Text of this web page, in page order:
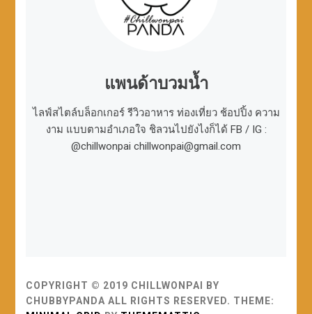
แพนด้าบวมน้ำ
ไลฟ์สไตล์บล็อกเกอร์ รีวิวอาหาร ท่องเที่ยว ช้อปปิ้ง ความ
งาม แบบตามอำเภอใจ ชิลวนไปยังไงก็ได้ FB / IG :
@chillwonpai chillwonpai@gmail.com
COPYRIGHT © 2019 CHILLWONPAI BY
CHUBBYPANDA ALL RIGHTS RESERVED. THEME: